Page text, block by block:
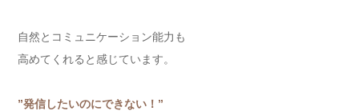
自然とコミュニケーション能力も
高めてくれると感じています。
”発信したいのにできない！”